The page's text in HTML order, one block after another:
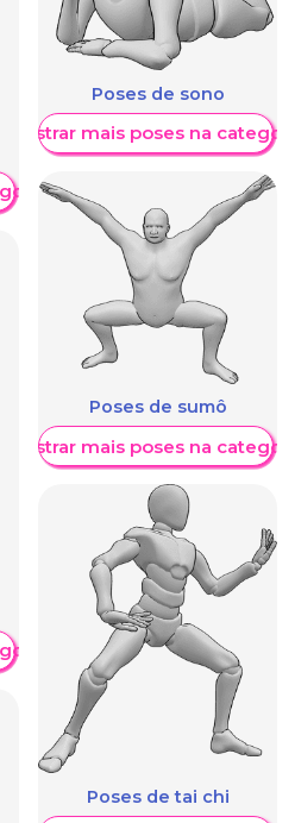
Poses de sono
Mostrar mais poses na
Poses de sumô
Mostrar mais poses na
Poses de tai chi